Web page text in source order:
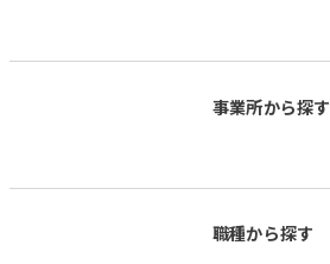
事業所から探す
職種から探す